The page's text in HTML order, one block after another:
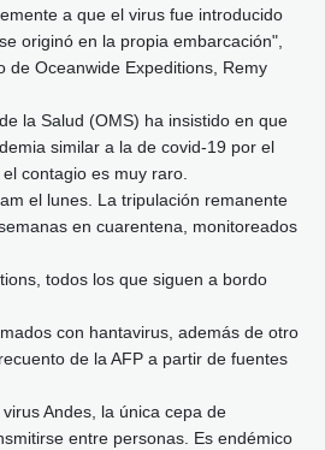
a que el virus fue introducido
originó en la propia embarcación",
de Oceanwide Expeditions, Remy
la Salud (OMS) ha insistido en que
similar a la de covid-19 por el
contagio es muy raro.
el lunes. La tripulación remanente
en cuarentena, monitoreados
todos los que siguen a bordo
con hantavirus, además de otro
de la AFP a partir de fuentes
Andes, la única cepa de
entre personas. Es endémico